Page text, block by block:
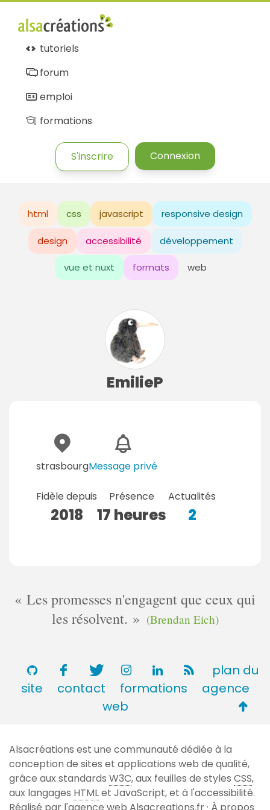
tutoriels
forum
emploi
formations
S'inscrire Connexion
html css javascript responsive design
design accessibilité développement
vue et nuxt formats web
EmilieP
strasbourgMessage privé
Fidèle depuis
2018
Présence
17 heures
Actualités
2
Les promesses n'engagent que ceux qui
les résolvent.
(Brendan Eich)
plan du
site
contact formations
agence
web
de
page
Alsacréations est une communauté dédiée à la
conception de sites et applications web de qualité,
grâce aux standards W3C, aux feuilles de styles CSS,
aux langages HTMLet JavaScript, et à l'accessibilité.